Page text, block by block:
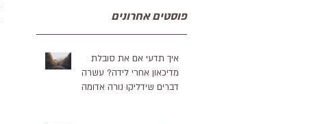
פוסטים אחרונים
איך תדעי אם את סובלת
מדיכאון אחרי לידה? עשרה
דברים שידליקו נורה אדומה